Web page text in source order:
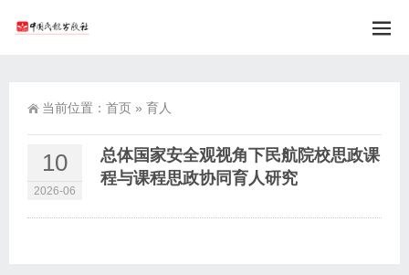
当前位置： 首页 » 育人
10
2026-06
总体国家安全观视角下民航院校思政课
程与课程思政协同育人研究